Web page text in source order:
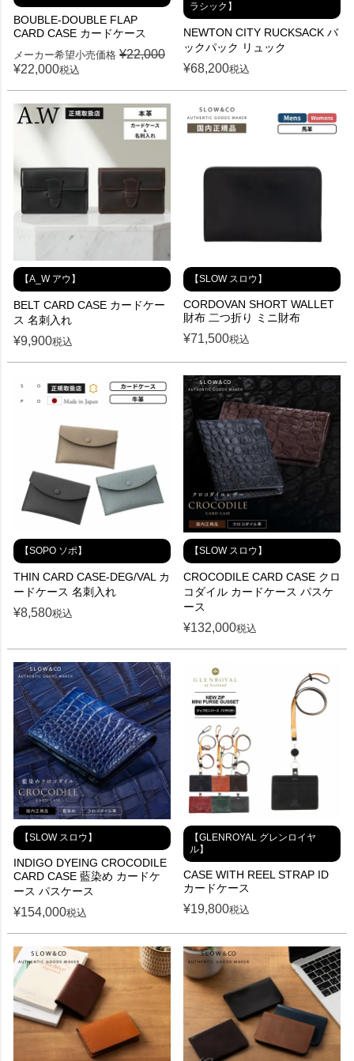
BOUBLE-DOUBLE FLAP
CARD CASE カードケース
メーカー希望小売価格 ¥22,000
¥22,000税込
ラシック】
NEWTON CITY RUCKSACK バ
ックパック リュック
¥68,200税込
【A_W アウ】
BELT CARD CASE カードケー
ス 名刺入れ
¥9,900税込
【SLOW スロウ】
CORDOVAN SHORT WALLET
財布 二つ折り ミニ財布
¥71,500税込
【SOPO ソポ】
THIN CARD CASE-DEG/VAL カ
ードケース 名刺入れ
¥8,580税込
【SLOW スロウ】
CROCODILE CARD CASE クロ
コダイル カードケース パスケ
ース
¥132,000税込
【SLOW スロウ】
INDIGO DYEING CROCODILE
CARD CASE 藍染め カードケ
ース パスケース
¥154,000税込
【GLENROYAL グレンロイヤ
ル】
CASE WITH REEL STRAP ID
カードケース
¥19,800税込